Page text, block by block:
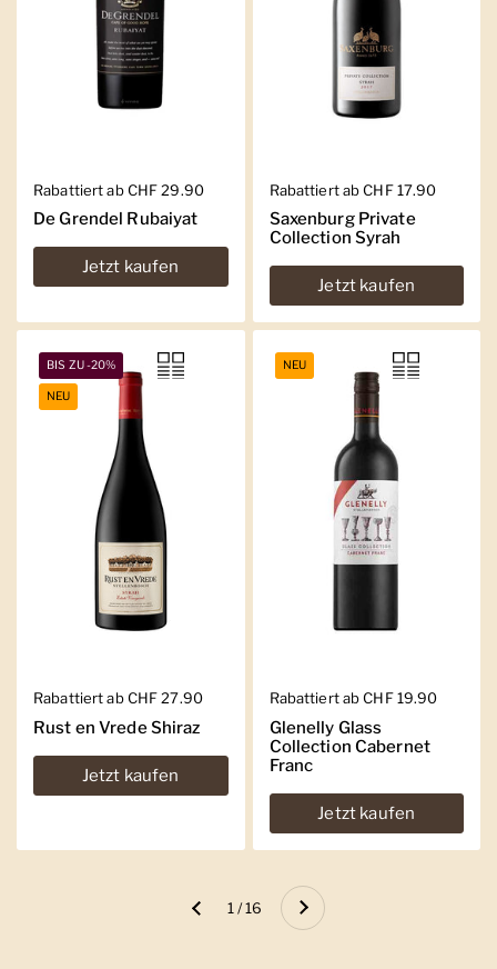
Regulärer Preis
Rabattiert ab CHF 29.90
De Grendel Rubaiyat
Jetzt kaufen
Regulärer Preis
Rabattiert ab CHF 17.90
Saxenburg Private
Collection Syrah
Jetzt kaufen
Regulärer Preis
Rabattiert ab CHF 27.90
Rust en Vrede Shiraz
Jetzt kaufen
BIS ZU -20%
NEU
Regulärer Preis
Rabattiert ab CHF 19.90
Glenelly Glass
Collection Cabernet
Franc
Jetzt kaufen
NEU
Zurück 1 / 16 Weiter